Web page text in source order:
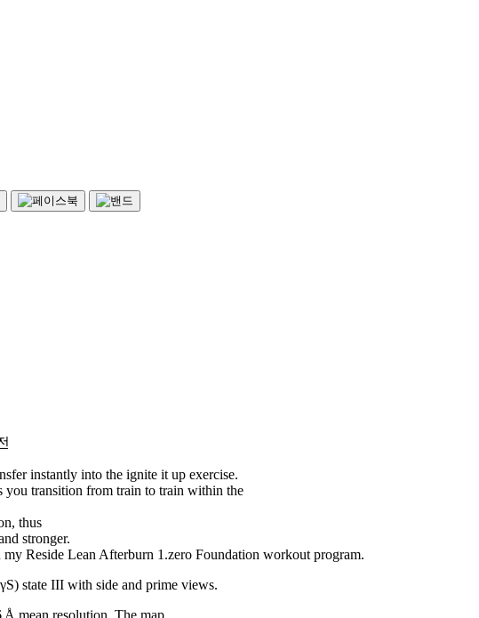
instantly into the ignite it up exercise.
you transition from train to train within the
thus
stronger.
Reside Lean Afterburn 1.zero Foundation workout program.
state III with side and prime views.
mean resolution. The map